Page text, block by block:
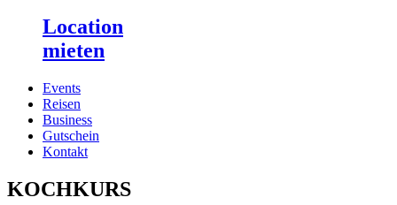
Location
mieten
Events
Reisen
Business
Gutschein
Kontakt
KOCHKURS